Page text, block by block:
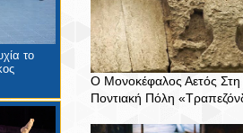
το
Ο Μονοκέφαλος Αετός Στη
Ποντιακή Πόλη